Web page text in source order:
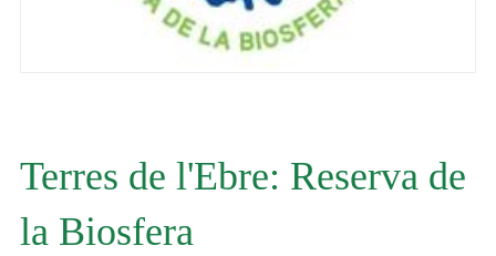
Terres de l'Ebre: Reserva de
la Biosfera